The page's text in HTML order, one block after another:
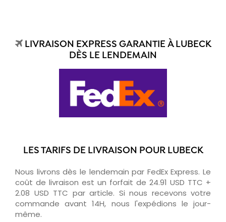
LIVRAISON EXPRESS GARANTIE À LUBECK
DÈS LE LENDEMAIN
LES TARIFS DE LIVRAISON POUR LUBECK
Nous livrons dès le lendemain par FedEx Express. Le
coût de livraison est un forfait de 24.91 USD TTC +
2.08 USD TTC par article. Si nous recevons votre
commande avant 14H, nous l'expédions le jour-
même.